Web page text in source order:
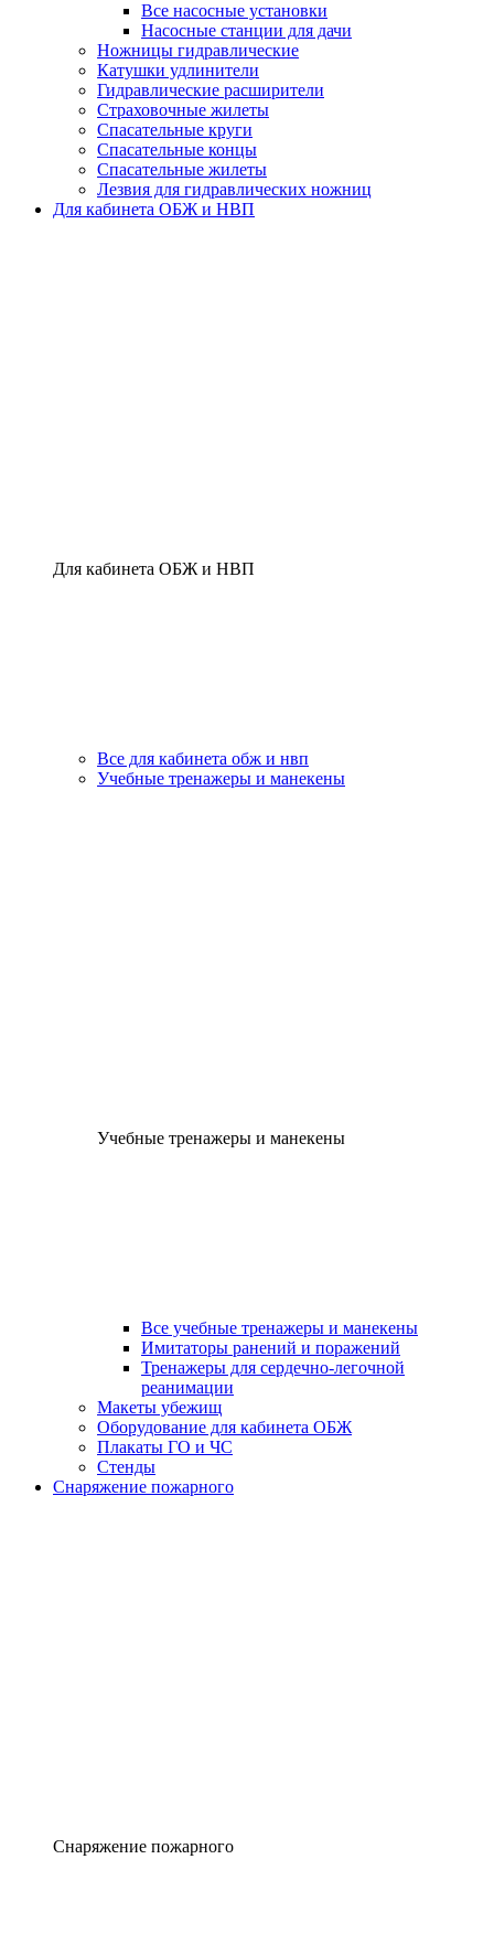
Все насосные установки
Насосные станции для дачи
Ножницы гидравлические
Катушки удлинители
Гидравлические расширители
Страховочные жилеты
Спасательные круги
Спасательные концы
Спасательные жилеты
Лезвия для гидравлических ножниц
Для кабинета ОБЖ и НВП
Для кабинета ОБЖ и НВП
Все для кабинета обж и нвп
Учебные тренажеры и манекены
Учебные тренажеры и манекены
Все учебные тренажеры и манекены
Имитаторы ранений и поражений
Тренажеры для сердечно-легочной
реанимации
Макеты убежищ
Оборудование для кабинета ОБЖ
Плакаты ГО и ЧС
Стенды
Снаряжение пожарного
Снаряжение пожарного